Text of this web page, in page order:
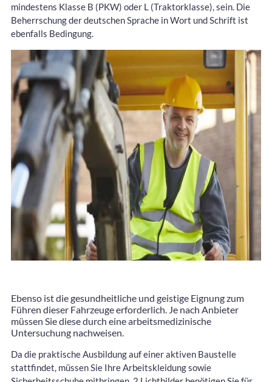
mindestens Klasse B (PKW) oder L (Traktorklasse), sein. Die
Beherrschung der deutschen Sprache in Wort und Schrift ist
ebenfalls Bedingung.
Ebenso ist die gesundheitliche und geistige Eignung zum
Führen dieser Fahrzeuge erforderlich. Je nach Anbieter
müssen Sie diese durch eine arbeitsmedizinische
Untersuchung nachweisen.
Da die praktische Ausbildung auf einer aktiven Baustelle
stattfindet, müssen Sie Ihre Arbeitskleidung sowie